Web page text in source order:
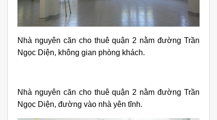
Nhà nguyên căn cho thuê quận 2 nằm đường Trần
Ngọc Diện, không gian phòng khách.
Nhà nguyên căn cho thuê quận 2 nằm đường Trần
Ngọc Diện, đường vào nhà yên tĩnh.